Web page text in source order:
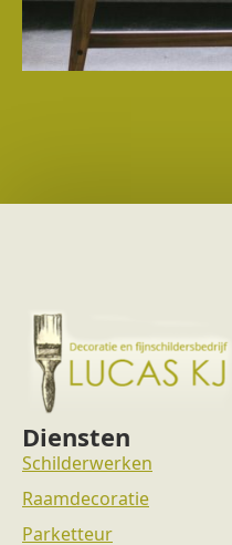
Diensten
Schilderwerken
Raamdecoratie
Parketteur